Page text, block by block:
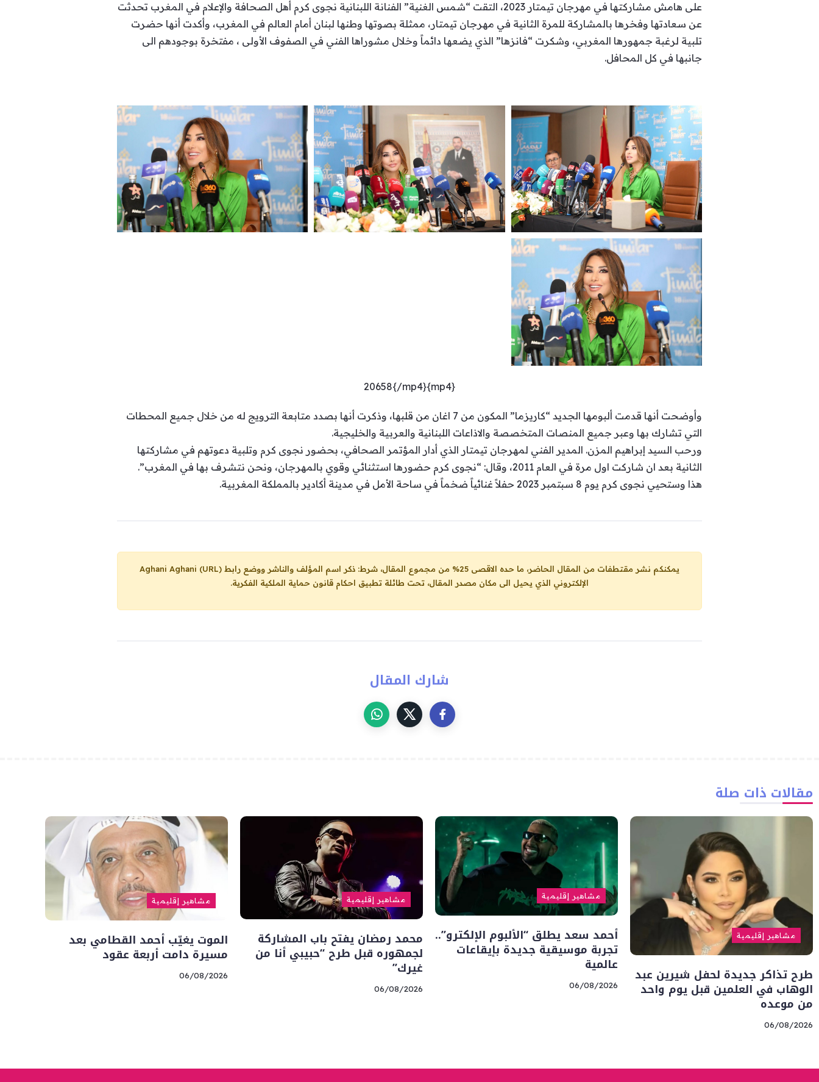
على هامش مشاركتها في مهرجان تيمتار 2023، التقت “شمس الغنية” الفنانة اللبنانية نجوى كرم أهل الصحافة والإعلام في المغرب تحدثت
عن سعادتها وفخرها بالمشاركة للمرة الثانية في مهرجان تيمتار، ممثلة بصوتها وطنها لبنان أمام العالم في المغرب، وأكدت أنها حضرت
تلبية لرغبة جمهورها المغربي، وشكرت “فانزها” الذي يضعها دائماً وخلال مشوراها الفني في الصفوف الأولى ، مفتخرة بوجودهم الى
جانبها في كل المحافل.
{mp4}20658{/mp4}
وأوضحت أنها قدمت ألبومها الجديد “كاريزما” المكون من 7 اغان من قلبها، وذكرت أنها بصدد متابعة الترويج له من خلال جميع المحطات
التي تشارك بها وعبر جميع المنصات المتخصصة والاذاعات اللبنانية والعربية والخليجية.
ورحب السيد إبراهيم المزن. المدير الفني لمهرجان تيمتار الذي أدار المؤتمر الصحافي، بحضور نجوى كرم وتلبية دعوتهم في مشاركتها
الثانية بعد ان شاركت اول مرة في العام 2011، وقال: “نجوى كرم حضورها استثنائي وقوي بالمهرجان، ونحن نتشرف بها في المغرب”.
هذا وستحيي نجوى كرم يوم 8 سبتمبر 2023 حفلاً غنائياً ضخماً في ساحة الأمل في مدينة أكادير بالمملكة المغربية.
يمكنكم نشر مقتطفات من المقال الحاضر، ما حده الاقصى 25% من مجموع المقال، شرط: ذكر اسم المؤلف والناشر ووضع رابط
Aghani Aghani (URL)
الإلكتروني الذي يحيل الى مكان مصدر المقال، تحت طائلة تطبيق احكام قانون حماية الملكية الفكرية.
شارك المقال
مقالات ذات صلة
مشاهير إقليمية
طرح تذاكر جديدة لحفل شيرين عبد
الوهاب في العلمين قبل يوم واحد
من موعده
06/08/2026
مشاهير إقليمية
أحمد سعد يطلق “الألبوم الإلكترو”..
تجربة موسيقية جديدة بإيقاعات
عالمية
06/08/2026
مشاهير إقليمية
محمد رمضان يفتح باب المشاركة
لجمهوره قبل طرح “حبيبي أنا من
غيرك”
06/08/2026
مشاهير إقليمية
الموت يغيّب أحمد القطامي بعد
مسيرة دامت أربعة عقود
06/08/2026